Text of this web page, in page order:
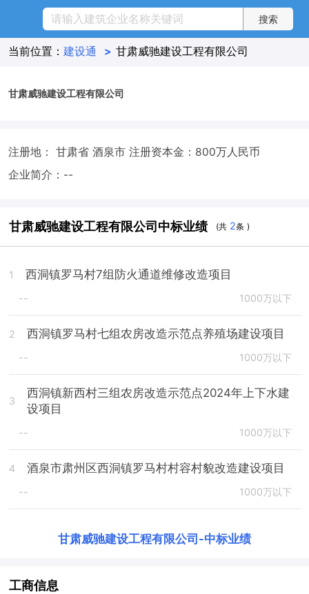
当前位置： 建设通 > 甘肃威驰建设工程有限公司
甘肃威驰建设工程有限公司
注册地： 甘肃省 酒泉市 注册资本金：800万人民币
企业简介：--
甘肃威驰建设工程有限公司中标业绩 (共 2条 )
1 西洞镇罗马村7组防火通道维修改造项目
-- 1000万以下
2 西洞镇罗马村七组农房改造示范点养殖场建设项目
-- 1000万以下
3
西洞镇新西村三组农房改造示范点2024年上下水建
设项目
-- 1000万以下
4 酒泉市肃州区西洞镇罗马村村容村貌改造建设项目
-- 1000万以下
甘肃威驰建设工程有限公司 -中标业绩
工商信息